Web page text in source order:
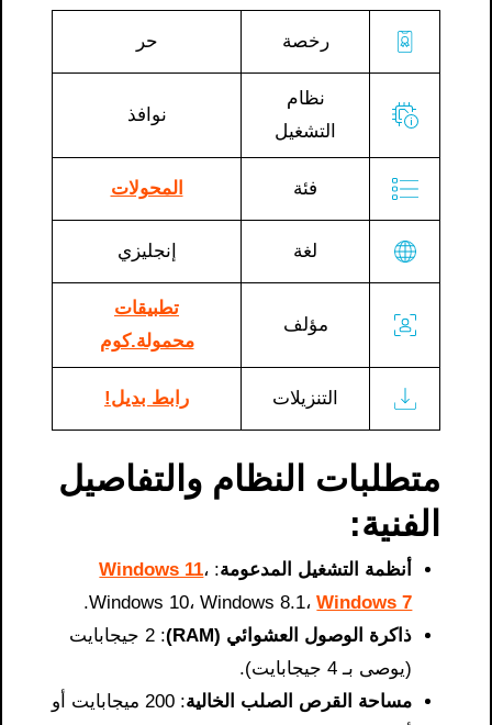
رخصة حر
نظام
التشغيل
نوافذ
فئة المحولات
لغة إنجليزي
مؤلف
تطبيقات
محمولة.كوم
التنزيلات رابط بديل!
متطلبات النظام والتفاصيل
الفنية:
أنظمة التشغيل المدعومة:
Windows 11،
Windows 10، Windows 8.1،Windows 7
.
ذاكرة الوصول العشوائي (RAM)
: 2 جيجابايت
(يوصى بـ 4 جيجابايت).
مساحة القرص الصلب الخالية
: 200 ميجابايت أو